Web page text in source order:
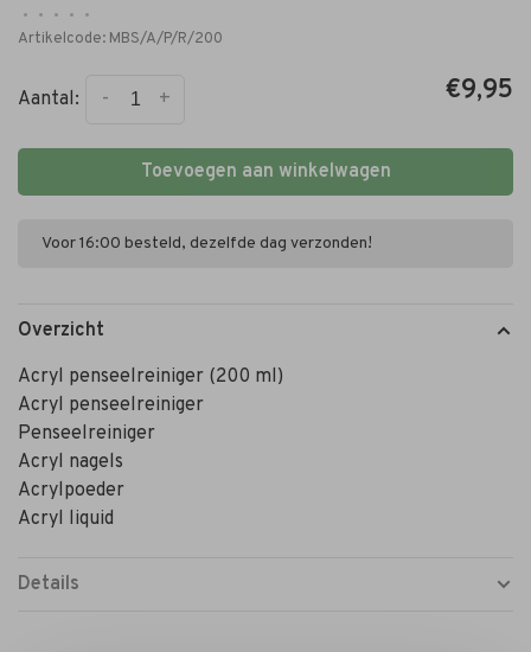
• • • •
•
Artikelcode: MBS/A/P/R/200
Aantal: +
- €9,95
Toevoegen aan winkelwagen
Voor 16:00 besteld, dezelfde dag verzonden!
Overzicht
Acryl penseelreiniger (200 ml)
Acryl penseelreiniger
Penseelreiniger
Acryl nagels
Acrylpoeder
Acryl liquid
Details